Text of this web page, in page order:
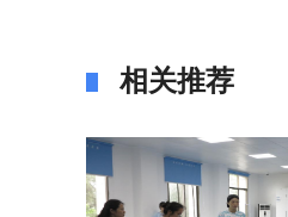
相关推荐